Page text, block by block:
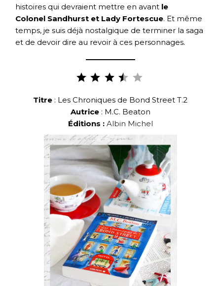
histoires qui devraient mettre en avant le
Colonel Sandhurst et Lady Fortescue. Et même
temps, je suis déjà nostalgique de terminer la saga
et de devoir dire au revoir à ces personnages.
Titre : Les Chroniques de Bond Street T.2
Autrice : M.C. Beaton
Éditions : Albin Michel